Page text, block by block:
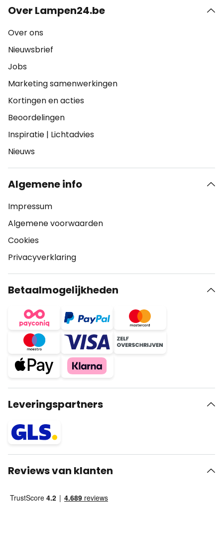
Over Lampen24.be
Over ons
Nieuwsbrief
Jobs
Marketing samenwerkingen
Kortingen en acties
Beoordelingen
Inspiratie | Lichtadvies
Nieuws
Algemene info
Impressum
Algemene voorwaarden
Cookies
Privacyverklaring
Betaalmogelijkheden
Leveringspartners
Reviews van klanten